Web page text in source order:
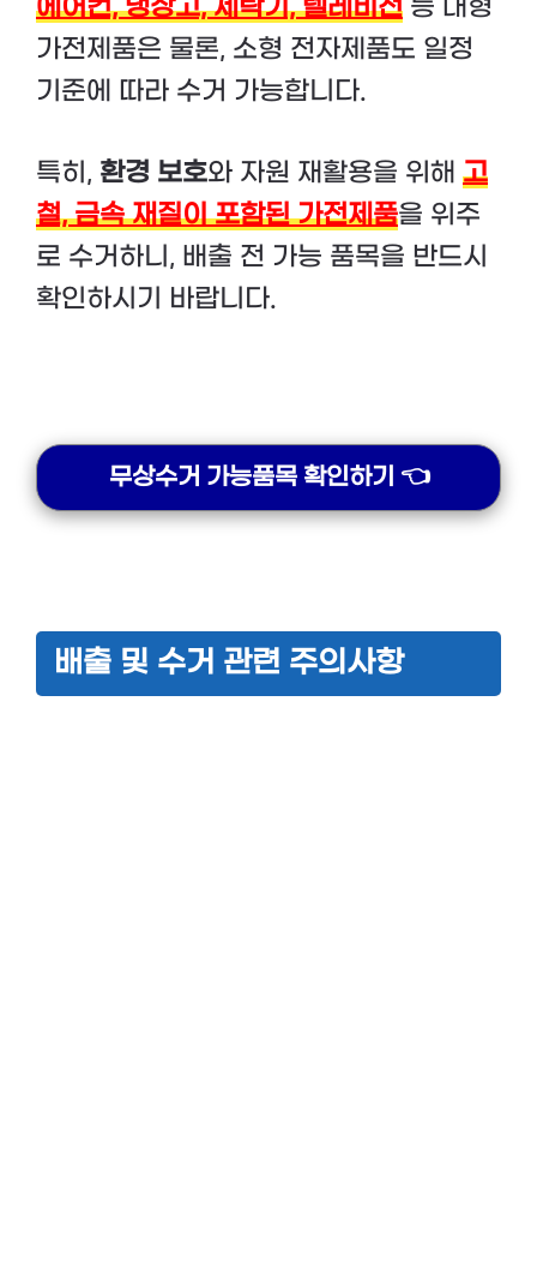
에어컨, 냉장고, 세탁기, 텔레비전 등 대형
가전제품은 물론, 소형 전자제품도 일정
기준에 따라 수거 가능합니다.
특히, 환경 보호와 자원 재활용을 위해 고
철, 금속 재질이 포함된 가전제품을 위주
로 수거하니, 배출 전 가능 품목을 반드시
확인하시기 바랍니다.
무상수거 가능품목 확인하기 👈
배출 및 수거 관련 주의사항